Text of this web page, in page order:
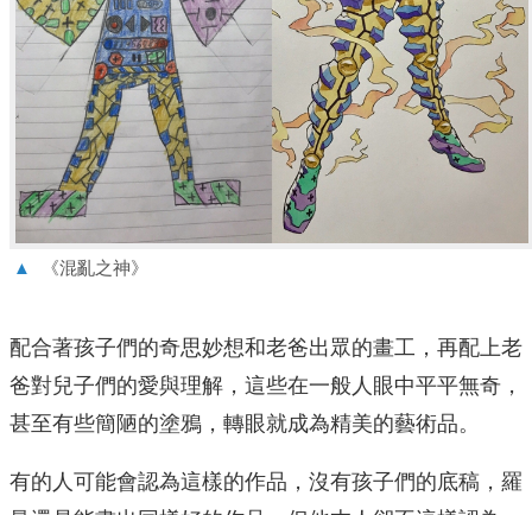
▲ 《混亂之神》
配合著孩子們的奇思妙想和老爸出眾的畫工，再配上老
爸對兒子們的愛與理解，這些在一般人眼中平平無奇，
甚至有些簡陋的塗鴉，轉眼就成為精美的藝術品。
有的人可能會認為這樣的作品，沒有孩子們的底稿，羅